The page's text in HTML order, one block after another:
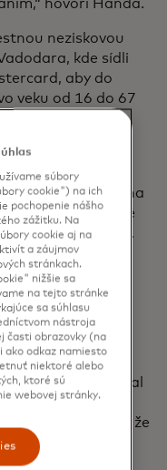
hovorí Handa.
neziskovou
kde sídli
aby do
veku od 16 do 67
a vládnych
deti priviedli na
naučiť kľúčové
bankový účet.
rozšíriť svoje
Gudžarát.
New Yorku Chantal
v neziskovej
sa odvďačí tým, že
súbory
cookie") na ich
pochopenie nášho
zážitku. Na
cookie aj na
a záujmov
stránkach.
nižšie sa
na tejto stránke
sa súhlasu
nástroja
časti obrazovky (na
ako odkaz namiesto
niektoré alebo
ktoré sú
webovej stránky.